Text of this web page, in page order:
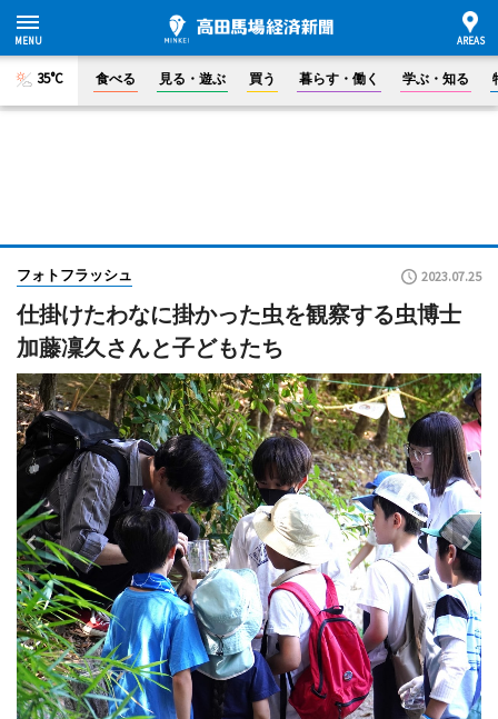
35°C 食べる 見る・遊ぶ 買う 暮らす・働く 学ぶ・知る
フォトフラッシュ 2023.07.25
仕掛けたわなに掛かった虫を観察する虫博士
加藤凜久さんと子どもたち